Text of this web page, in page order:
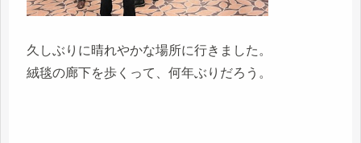
久しぶりに晴れやかな場所に行きました。
絨毯の廊下を歩くって、何年ぶりだろう。